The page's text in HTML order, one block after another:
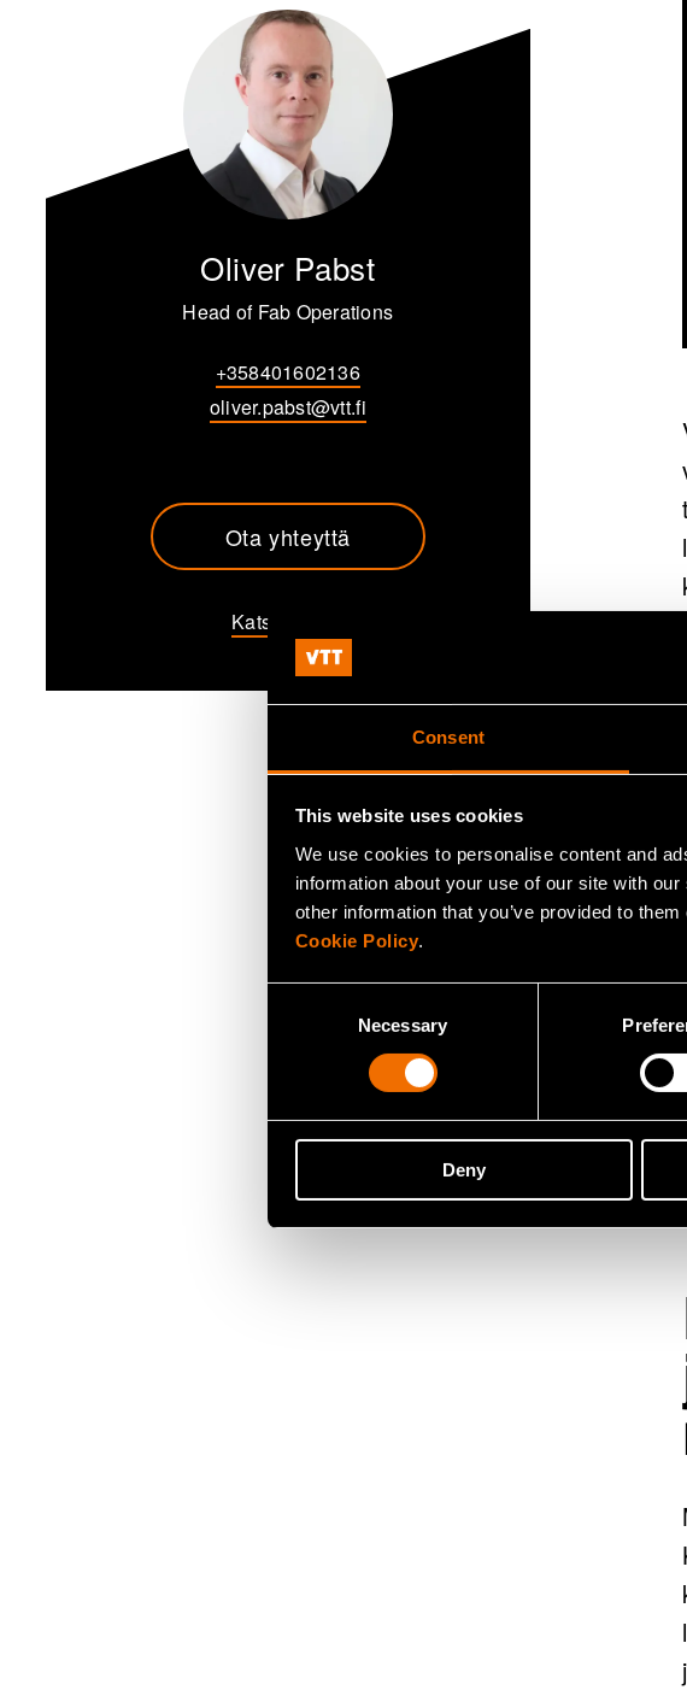
Consent
This website uses cookies
We use cookies to personalise content and
information about your use of our site with
other information that you’ve provided to
Cookie Policy.
Necessary
Deny
Oliver Pabst
Head of Fab Operations
+358401602136
oliver.pabst@vtt.fi
Ota yhteyttä
Katso profiili